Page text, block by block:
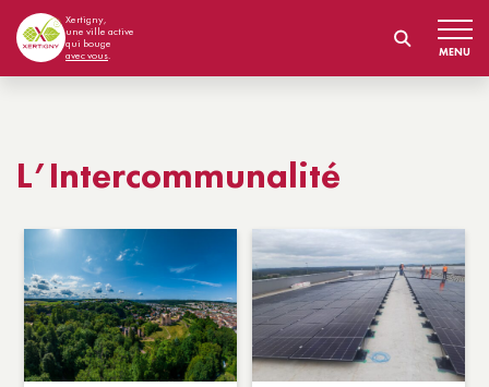
Xertigny,
une ville active
qui bouge
avec vous. MENU
L’Intercommunalité